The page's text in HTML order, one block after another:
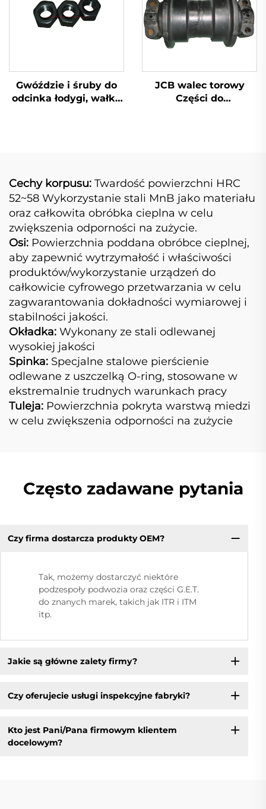
Gwóździe i śruby do
odcinka łodygi, wałka
JCB walec torowy
Części do
Cechy korpusu: Twardość powierzchni HRC
52~58 Wykorzystanie stali MnB jako materiału
oraz całkowita obróbka cieplna w celu
zwiększenia odporności na zużycie.
Osi: Powierzchnia poddana obróbce cieplnej,
aby zapewnić wytrzymałość i właściwości
produktów/wykorzystanie urządzeń do
całkowicie cyfrowego przetwarzania w celu
zagwarantowania dokładności wymiarowej i
stabilności jakości.
Okładka: Wykonany ze stali odlewanej
wysokiej jakości
Spinka: Specjalne stalowe pierścienie
odlewane z uszczelką O-ring, stosowane w
ekstremalnie trudnych warunkach pracy
Tuleja: Powierzchnia pokryta warstwą miedzi
w celu zwiększenia odporności na zużycie
Często zadawane pytania
Czy firma dostarcza produkty OEM?
Tak, możemy dostarczyć niektóre
podzespoły podwozia oraz części G.E.T.
do znanych marek, takich jak ITR i ITM
itp.
Jakie są główne zalety firmy?
Czy oferujecie usługi inspekcyjne fabryki?
Kto jest Pani/Pana firmowym klientem
docelowym?